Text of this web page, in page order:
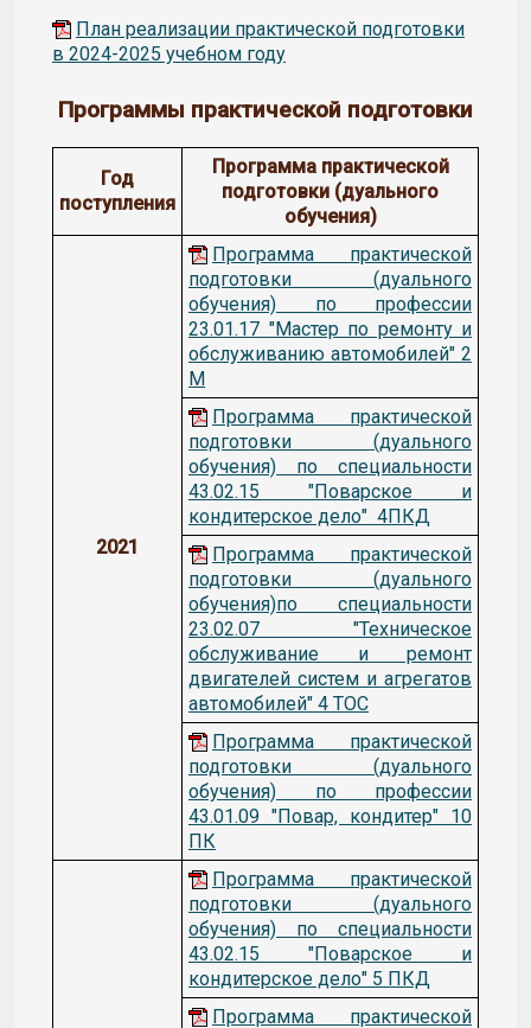
План реализации практической подготовки
в 2024-2025 учебном году
Программы практической подготовки
Год
поступления
Программа практической
подготовки (дуального
обучения)
2021
Программа практической
подготовки (дуального
обучения) по профессии
23.01.17 "Мастер по ремонту и
обслуживанию автомобилей" 2
М
Программа практической
подготовки (дуального
обучения) по специальности
43.02.15 "Поварское и
кондитерское дело" 4ПКД
Программа практической
подготовки (дуального
обучения)по специальности
23.02.07 "Техническое
обслуживание и ремонт
двигателей систем и агрегатов
автомобилей" 4 ТОС
Программа практической
подготовки (дуального
обучения) по профессии
43.01.09 "Повар, кондитер" 10
ПК
Программа практической
подготовки (дуального
обучения) по специальности
43.02.15 "Поварское и
кондитерское дело" 5 ПКД
Программа практической